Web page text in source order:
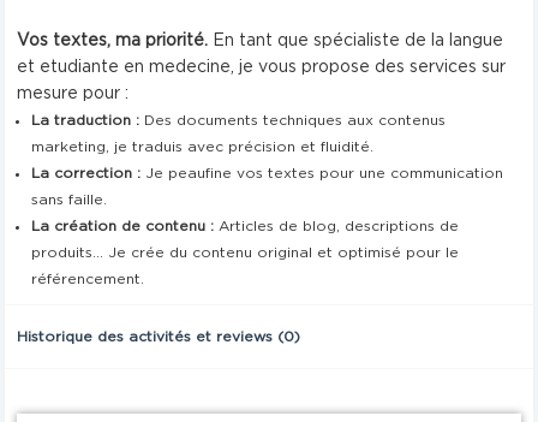
Vos textes, ma priorité. En tant que spécialiste de la langue
et etudiante en medecine, je vous propose des services sur
mesure pour :
La traduction : Des documents techniques aux contenus
marketing, je traduis avec précision et fluidité.
La correction : Je peaufine vos textes pour une communication
sans faille.
La création de contenu : Articles de blog, descriptions de
produits... Je crée du contenu original et optimisé pour le
référencement.
Historique des activités et reviews (0)